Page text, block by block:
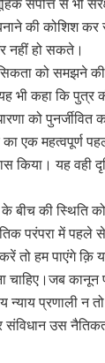
संपत्ति से भी
की कोशिश
नहीं हो सकते।
को
भी कहा कि
को
का एक
यह वही
बीच की स्थिति
परंपरा में
हम पाएंगे क़ि
चाहिए।जब
प्रणाली न
उस